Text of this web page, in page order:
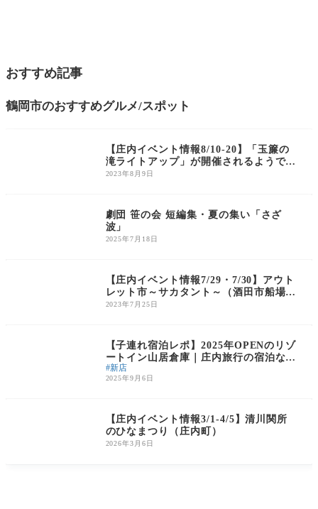
おすすめ記事
鶴岡市のおすすめグルメ/スポット
【庄内イベント情報8/10-20】「玉簾の
滝ライトアップ」が開催されるようです
（酒田市）
2023年8月9日
劇団 笹の会 短編集・夏の集い「さざ
波」
2025年7月18日
【庄内イベント情報7/29・7/30】アウト
レット市～サカタント～（酒田市船場
町）｜Tシャツ500円～やキッズアイテ
2023年7月25日
【子連れ宿泊レポ】2025年OPENのリゾ
ートイン山居倉庫｜庄内旅行の宿泊なら
ここ！
新店
2025年9月6日
【庄内イベント情報3/1-4/5】清川関所
のひなまつり（庄内町）
2026年3月6日